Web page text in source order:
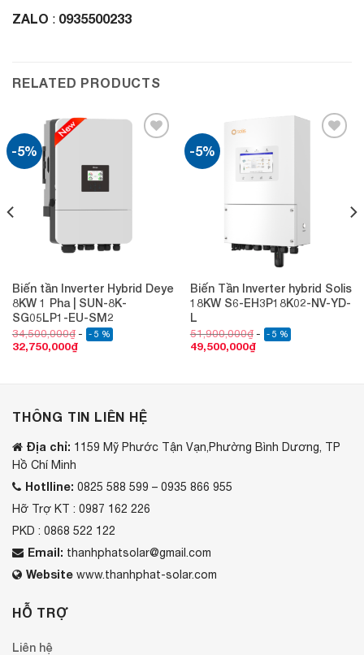
ZALO : 0935500233
RELATED PRODUCTS
-5%
Biến tần Inverter Hybrid Deye
8KW 1 Pha | SUN-8K-
SG05LP1-EU-SM2
34,500,000₫ - 5 %
32,750,000₫
-5%
Biến Tần Inverter hybrid Solis
18KW S6-EH3P18K02-NV-YD-
L
51,900,000₫ - 5 %
49,500,000₫
THÔNG TIN LIÊN HỆ
Địa chỉ: 1159 Mỹ Phước Tận Vạn,Phường Bình Dương, TP
Hồ Chí Minh
Hotlline: 0825 588 599 – 0935 866 955
Hỡ Trợ KT : 0987 162 226
PKD : 0868 522 122
Email: thanhphatsolar@gmail.com
Website www.thanhphat-solar.com
HỖ TRỢ
Liên hệ